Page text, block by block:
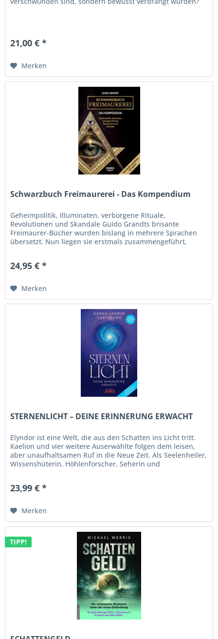
21,00 € *
Merken
Schwarzbuch Freimaurerei - Das Kompendium
Geheimpolitik, Illuminaten, verborgene Rituale,
Revolutionen und Skandale Guido Grandts brisante
Freimaurer-Bücher wurden bislang in mehrere Sprachen
übersetzt. Nun liegen sie erstmals zusammengeführt,
24,95 € *
Merken
STERNENLICHT – DEINE ERINNERUNG ERWACHT
Elyndor ist eine Welt, die aus den Schatten ins Licht tritt.
Kaelion und vier weitere Auserwählte folgen dem leisen,
aber unaufhaltsamen Ruf in die Neue Zeit. Als Seelenheiler,
Wissenshüterin, Höhlenforscher, Seherin und
23,99 € *
Merken
TIPP!